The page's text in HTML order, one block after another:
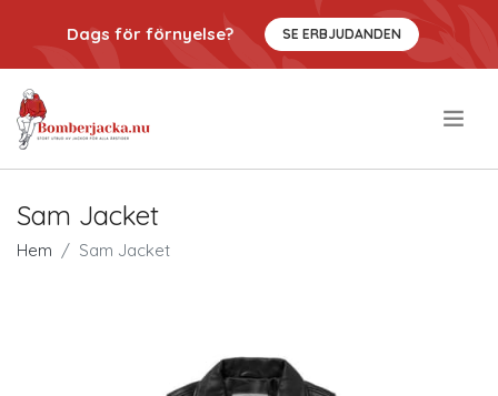
Dags för förnyelse? SE ERBJUDANDEN
Sam Jacket
Hem Sam Jacket